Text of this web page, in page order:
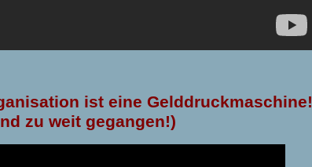
ist eine Gelddruckmaschine!
zu weit gegangen!)